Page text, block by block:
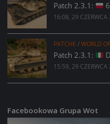
Patch 2.3.1:
16:08, 29 CZERWCA
PATCHE /WORLD
Patch 2.3.1:
15:59, 29 CZERWCA
Facebookowa Grupa Wot